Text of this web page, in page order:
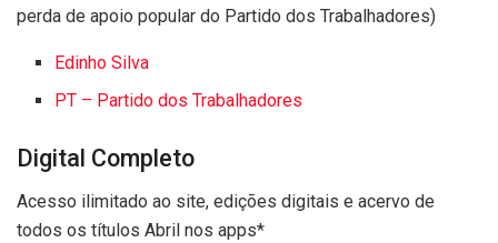
perda de apoio popular do Partido dos Trabalhadores)
Edinho Silva
PT – Partido dos Trabalhadores
Digital Completo
Acesso ilimitado ao site, edições digitais e acervo de
todos os títulos Abril nos apps*